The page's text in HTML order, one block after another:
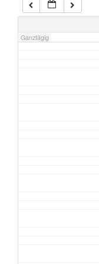
Ganztägig
7:00